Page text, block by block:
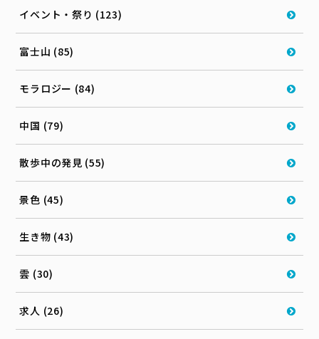
イベント・祭り (123)
富士山 (85)
モラロジー (84)
中国 (79)
散歩中の発見 (55)
景色 (45)
生き物 (43)
雲 (30)
求人 (26)